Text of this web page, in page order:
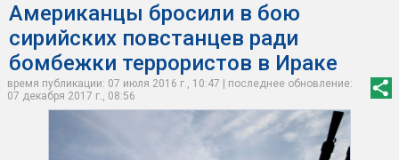
Американцы бросили в бою
сирийских повстанцев ради
бомбежки террористов в Ираке
время публикации: 07 июля 2016 г., 10:47 | последнее обновление:
07 декабря 2017 г., 08:56